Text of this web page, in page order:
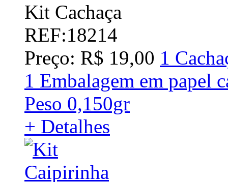
Kit Cachaça
REF:18214
Preço: R$ 19,00 1
1 Embalagem em papel
Peso 0,150gr
+ Detalhes